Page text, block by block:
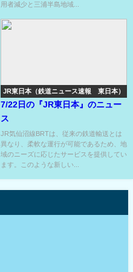
用者減少と三浦半島地域...
JR東日本（鉄道ニュース速報 東日本）
7/22日の『JR東日本』のニュー
ス
JR気仙沼線BRTは、従来の鉄道輸送とは
異なり、柔軟な運行が可能であるため、地
域のニーズに応じたサービスを提供してい
ます。このような新しい...